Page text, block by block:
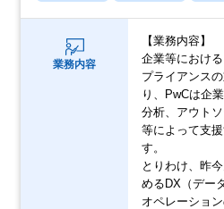
業務内容
【業務内容】
企業等におけ
プライアンス
り、PwCは企
分析、アウト
等によって支
す。
とりわけ、昨
めるDX（デー
オペレーショ